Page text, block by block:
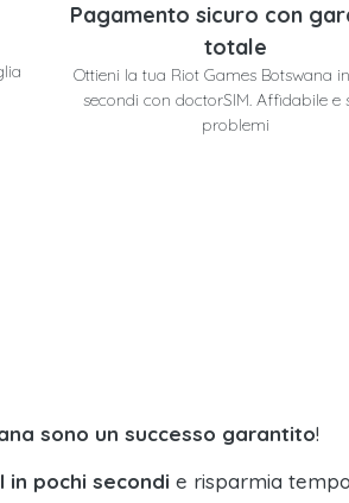
Pagamento sicuro con
totale
Ottieni la tua Riot Games Botswana
secondi con doctorSIM. Affidabile e
problemi
sono un successo garantito!
pochi secondi e risparmia